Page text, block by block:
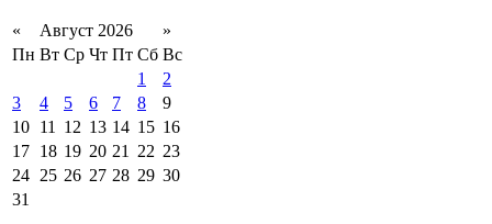
« Август 2026
»
Пн Вт Ср Чт Пт Сб Вс
1
2
3
4 5 6 7 8
9
10 11 12 13 14 15 16
17 18 19 20 21 22 23
24 25 26 27 28 29 30
31